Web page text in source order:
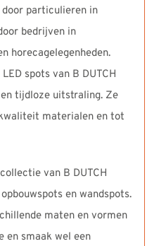
particulieren in
bedrijven in
horecagelegenheden.
spots van B DUTCH
tijdloze uitstraling. Ze
materialen en tot
van B DUTCH
en wandspots.
maten en vormen
en smaak wel een